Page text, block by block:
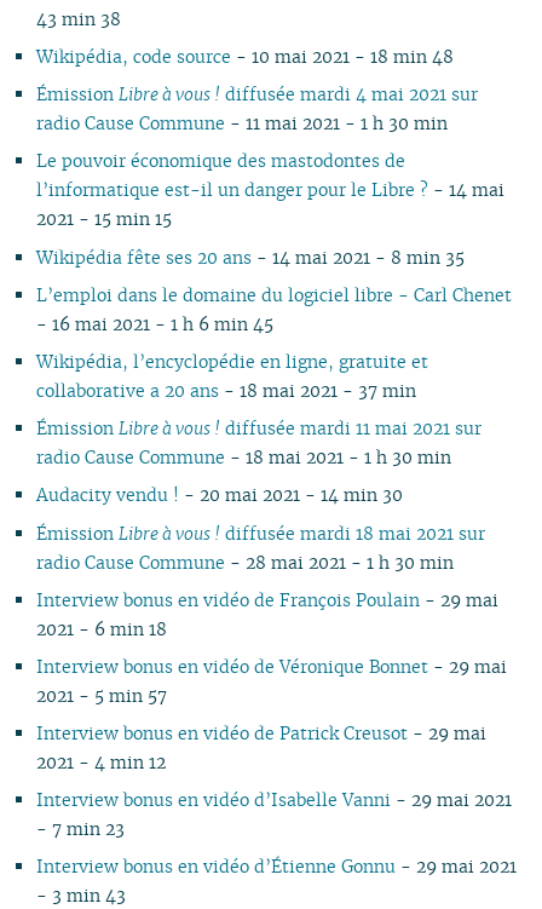
43 min 38
Wikipédia, code source - 10 mai 2021 - 18 min 48
ÉmissionLibre à vous ! diffusée mardi 4 mai 2021 sur
radio Cause Commune - 11 mai 2021 - 1 h 30 min
Le pouvoir économique des mastodontes de
l’informatique est-il un danger pour le Libre ? - 14 mai
2021 - 15 min 15
Wikipédia fête ses 20 ans - 14 mai 2021 - 8 min 35
L’emploi dans le domaine du logiciel libre - Carl Chenet
- 16 mai 2021 - 1 h 6 min 45
Wikipédia, l’encyclopédie en ligne, gratuite et
collaborative a 20 ans - 18 mai 2021 - 37 min
ÉmissionLibre à vous ! diffusée mardi 11 mai 2021 sur
radio Cause Commune - 18 mai 2021 - 1 h 30 min
Audacity vendu ! - 20 mai 2021 - 14 min 30
Émission Libre à vous ! diffusée mardi 18 mai 2021 sur
radio Cause Commune - 28 mai 2021 - 1 h 30 min
Interview bonus en vidéo de François Poulain - 29 mai
2021 - 6 min 18
Interview bonus en vidéo de Véronique Bonnet - 29 mai
2021 - 5 min 57
Interview bonus en vidéo de Patrick Creusot - 29 mai
2021 - 4 min 12
Interview bonus en vidéo d’Isabelle Vanni - 29 mai 2021
- 7 min 23
Interview bonus en vidéo d’Étienne Gonnu - 29 mai 2021
- 3 min 43